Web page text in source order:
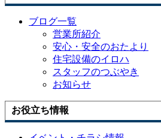
ブログ一覧
営業所紹介
安心・安全のおたより
住宅設備のイロハ
スタッフのつぶやき
お知らせ
お役立ち情報